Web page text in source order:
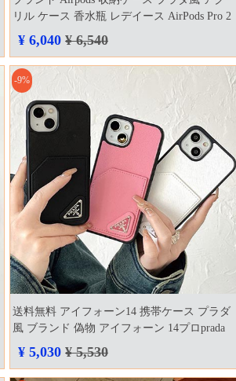
リル ケース 香水瓶 レデイース AirPods Pro 2
カバー
¥ 6,040 ¥ 6,540
-9%
送料無料 アイフォーン14 携帯ケース プラダ
風 ブランド 偽物 アイフォーン 14プロprada
風 ケース
¥ 5,030 ¥ 5,530